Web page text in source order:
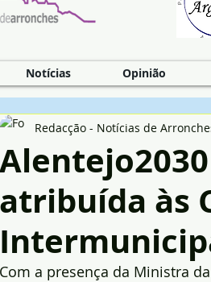
Notícias Opinião
atribuída às
Redacção - Notícias de
Com a presença da Ministra